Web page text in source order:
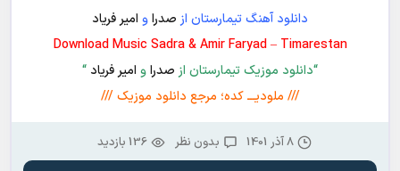
دانلود آهنگ تیمارستان از صدراو امیر فریاد
Download Music Sadra & Amir Faryad – Timarestan
“دانلود موزیک تیمارستان از صدراو امیر فریاد “
/// ملودیـــ کده؛ مرجع دانلود موزیک ///
8 آذر 1401 بدون نظر 136 بازدید